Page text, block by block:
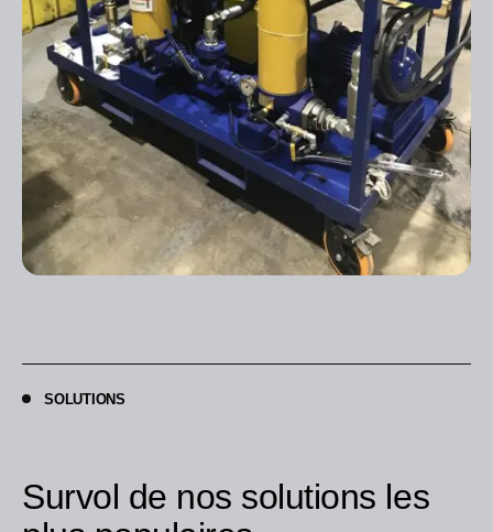
SOLUTIONS
Survol de nos solutions les